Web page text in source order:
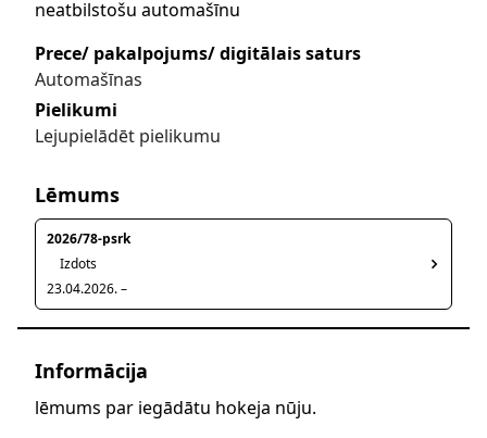
neatbilstošu automašīnu
Prece/ pakalpojums/ digitālais saturs
Automašīnas
Pielikumi
Lejupielādēt pielikumu
Lēmums
2026/78-psrk
Izdots
23.04.2026. –
Informācija
lēmums par iegādātu hokeja nūju.